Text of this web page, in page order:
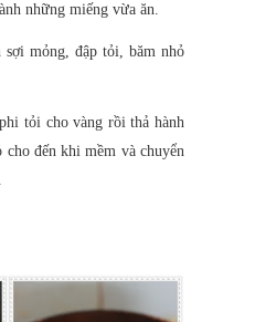
những miếng vừa ăn.
sợi mỏng, đập tỏi, băm nhỏ
tỏi cho vàng rồi thả hành
cho đến khi mềm và chuyển